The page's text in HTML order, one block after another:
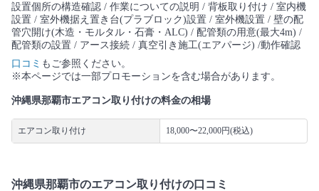
設置個所の構造確認 / 作業についての説明 / 背板取り付け / 室内機
設置 / 室外機据え置き台(プラブロック)設置 / 室外機設置 / 壁の配
管穴開け(木造・モルタル・石膏・ALC) / 配管類の用意(最大4m) /
配管類の設置 / アース接続 / 真空引き施工(エアパージ) /動作確認
口コミ もご参照ください。
※本ページでは一部プロモーションを含む場合があります。
沖縄県那覇市エアコン取り付けの料金の相場
エアコン取り付け 18,000〜22,000円(税込)
沖縄県那覇市のエアコン取り付けの口コミ